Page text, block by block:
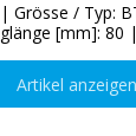
Grösse / Typ:
[mm]: 80
Artikel anzeigen